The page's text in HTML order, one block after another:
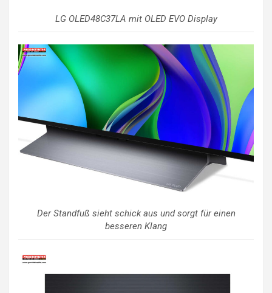
LG OLED48C37LA mit OLED EVO Display
Der Standfuß sieht schick aus und sorgt für einen
besseren Klang